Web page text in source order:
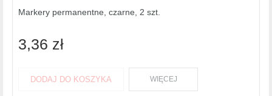
Markery permanentne, czarne, 2 szt.
3,36 zł
DODAJ DO KOSZYKA WIĘCEJ